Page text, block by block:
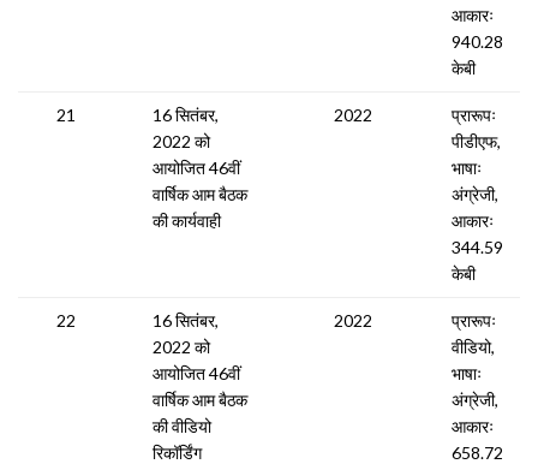
आकारः
940.28
केबी
21
16 सितंबर,
2022 को
आयोजित 46वीं
वार्षिक आम बैठक
की कार्यवाही
2022
प्रारूपः
पीडीएफ,
भाषाः
अंग्रेजी,
आकारः
344.59
केबी
22
16 सितंबर,
2022 को
आयोजित 46वीं
वार्षिक आम बैठक
की वीडियो
रिकॉर्डिंग
2022
प्रारूपः
वीडियो,
भाषाः
अंग्रेजी,
आकारः
658.72